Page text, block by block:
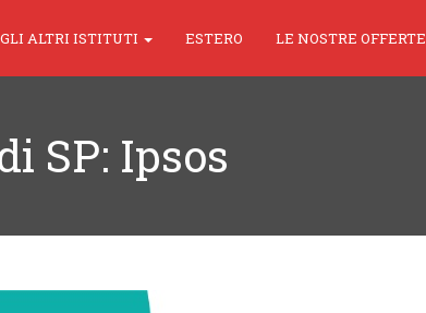
GLI ALTRI ISTITUTI ESTERO LE NOSTRE OFFERTE
SP: Ipsos